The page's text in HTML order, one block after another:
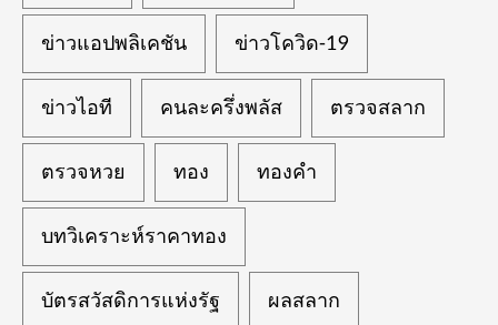
ข่าวแอปพลิเคชัน ข่าวโควิด-19
ข่าวไอที คนละครึ่งพลัส ตรวจสลาก
ตรวจหวย ทอง ทองคำ
บทวิเคราะห์ราคาทอง
บัตรสวัสดิการแห่งรัฐ ผลสลาก